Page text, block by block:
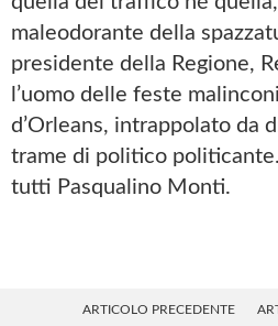
maleodorante della
presidente della Regione,
l’uomo delle feste
d’Orleans, intrappolato da
trame di politico
tutti Pasqualino Monti.
ARTICOLO PRECEDENTE